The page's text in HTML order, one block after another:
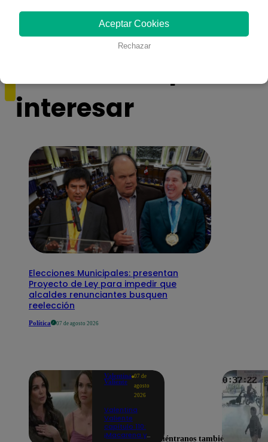
interesar
Elecciones Municipales: presentan
Proyecto de Ley para impedir que
alcaldes renunciantes busquen
reelección
Política 07 de agosto 2026
Valentina
Valiente
07 de
agosto
2026
Valentina
Valiente
capítulo 110:
¡Macarena ya
Aceptar Cookies
Rechazar
Encuéntranos también en